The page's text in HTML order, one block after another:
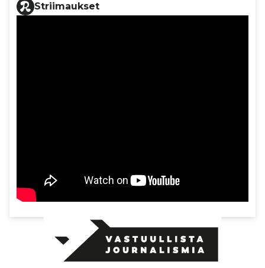
Striimaukset